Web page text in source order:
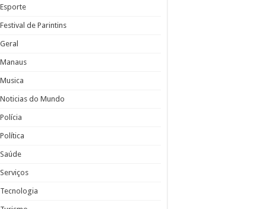
Esporte
Festival de Parintins
Geral
Manaus
Musica
Noticias do Mundo
Polícia
Política
Saúde
Serviços
Tecnologia